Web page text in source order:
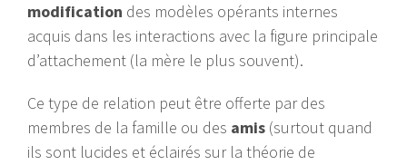
modification des modèles opérants internes
acquis dans les interactions avec la figure principale
d’attachement (la mère le plus souvent).
Ce type de relation peut être offerte par des
membres de la famille ou des amis (surtout quand
ils sont lucides et éclairés sur la théorie de